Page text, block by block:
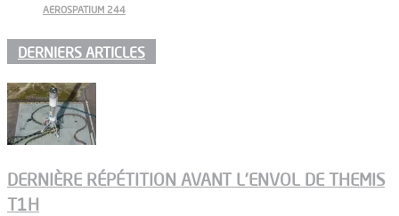
AEROSPATIUM 244
DERNIERS ARTICLES
DERNIÈRE RÉPÉTITION AVANT L’ENVOL DE THEMIS
T1H